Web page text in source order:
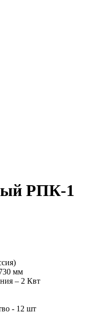
РПК-1
мм
– 2 Квт
- 12 шт